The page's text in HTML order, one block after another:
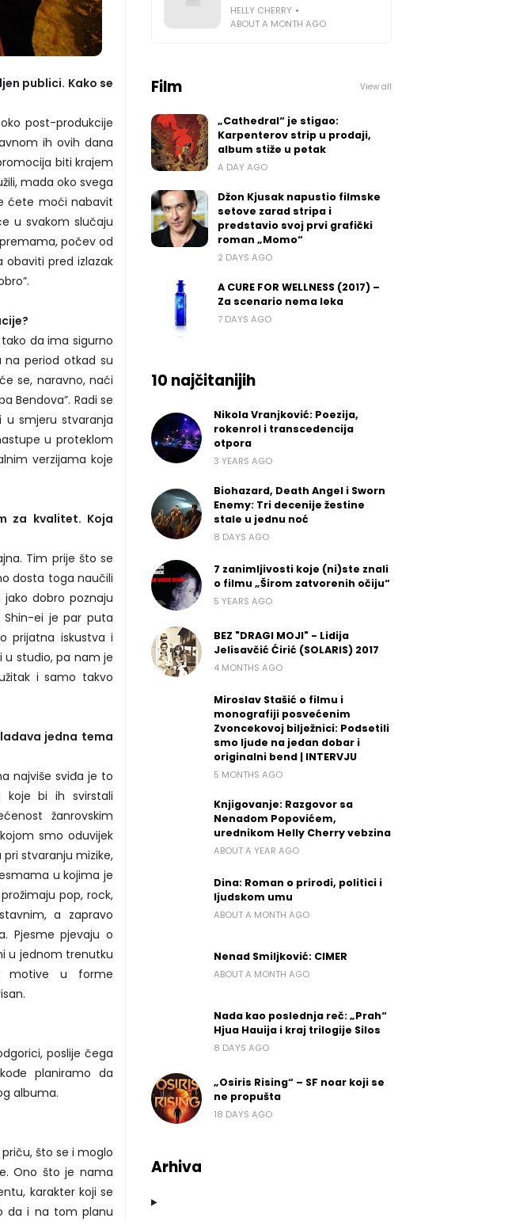
publici. Kako se
post-produkcije
ih ovih dana
biti krajem
mada oko svega
ćete moći nabavit
u svakom slučaju
počev od
obaviti pred izlazak
da ima sigurno
na period otkad su
se, naravno, naći
Bendova”. Radi se
u smjeru stvaranja
u proteklom
verzijama koje
za kvalitet. Koja
Tim prije što se
dosta toga naučili
dobro poznaju
Shin-ei je par puta
prijatna iskustva i
u studio, pa nam je
i samo takvo
jedna tema
najviše sviđa je to
koje bi ih svirstali
žanrovskim
smo oduvijek
stvaranju mizike,
u kojima je
pop, rock,
a zapravo
Pjesme pjevaju o
u jednom trenutku
motive u forme
poslije čega
planiramo da
albuma.
što se i moglo
Ono što je nama
karakter koji se
da i na tom planu
HELLY CHERRY
ABOUT A MONTH AGO
Film View all
„Cathedral“ je stigao:
Karpenterov strip u prodaji,
album stiže u petak
A DAY AGO
Džon Kjusak napustio filmske
setove zarad stripa i
predstavio svoj prvi grafički
roman „Momo“
2 DAYS AGO
A CURE FOR WELLNESS (2017) –
Za scenario nema leka
7 DAYS AGO
10 najčitanijih
Nikola Vranjković: Poezija,
rokenrol i transcedencija
otpora
3 YEARS AGO
Biohazard, Death Angel i Sworn
Enemy: Tri decenije žestine
stale u jednu noć
8 DAYS AGO
7 zanimljivosti koje (ni)ste znali
o filmu „Širom zatvorenih očiju“
5 YEARS AGO
BEZ "DRAGI MOJI" - Lidija
Jelisavčić Ćirić (SOLARIS) 2017
4 MONTHS AGO
Miroslav Stašić o filmu i
monografiji posvećenim
Zvoncekovoj bilježnici: Podsetili
smo ljude na jedan dobar i
originalni bend | INTERVJU
5 MONTHS AGO
Knjigovanje: Razgovor sa
Nenadom Popovićem,
urednikom Helly Cherry vebzina
ABOUT A YEAR AGO
Dina: Roman o prirodi, politici i
ljudskom umu
ABOUT A MONTH AGO
Nenad Smiljković: CIMER
ABOUT A MONTH AGO
Nada kao poslednja reč: „Prah“
Hjua Hauija i kraj trilogije Silos
8 DAYS AGO
„Osiris Rising“ – SF noar koji se
ne propušta
18 DAYS AGO
Arhiva